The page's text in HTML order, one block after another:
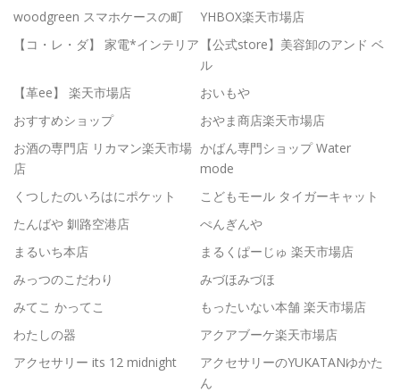
woodgreen スマホケースの町
YHBOX楽天市場店
【コ・レ・ダ】 家電*インテリア 【公式store】美容卸のアンド ベ
ル
【革ee】 楽天市場店
おいもや
おすすめショップ
おやま商店楽天市場店
お酒の専門店 リカマン楽天市場
店
かばん専門ショップ Water
mode
くつしたのいろはにポケット
こどもモール タイガーキャット
たんばや 釧路空港店
ぺんぎんや
まるいち本店
まるくぱーじゅ 楽天市場店
みっつのこだわり
みづほみづほ
みてこ かってこ
もったいない本舗 楽天市場店
わたしの器
アクアブーケ楽天市場店
アクセサリー its 12 midnight
アクセサリーのYUKATANゆかた
ん